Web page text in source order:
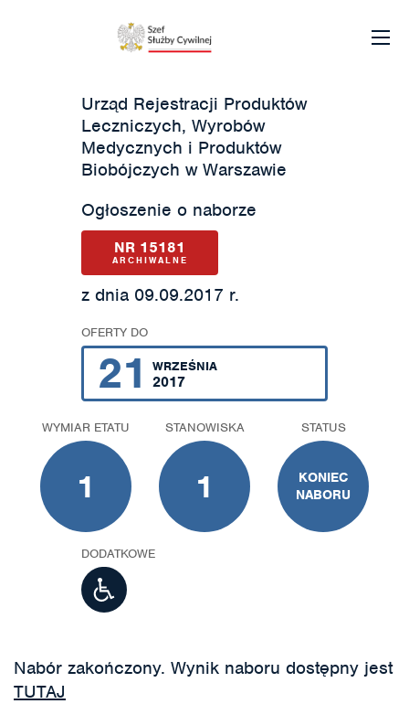
Urząd Rejestracji Produktów
Leczniczych, Wyrobów
Medycznych i Produktów
Biobójczych w Warszawie
Ogłoszenie o naborze
NR 15181
ARCHIWALNE
z dnia 09.09.2017 r.
OFERTY DO
21 WRZEŚNIA
2017
WYMIAR ETATU
1
STANOWISKA
1
STATUS
KONIEC
NABORU
DODATKOWE
Nabór zakończony. Wynik naboru dostępny jest
TUTAJ